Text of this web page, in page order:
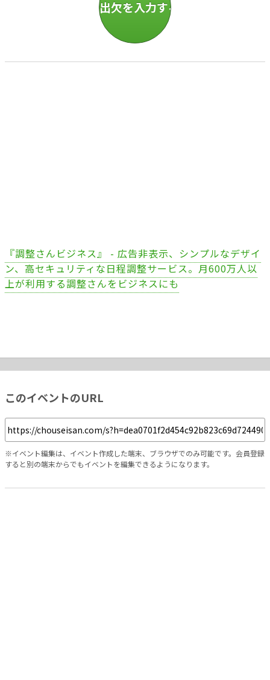
『調整さんビジネス』 - 広告非表示、シンプルなデザイ
ン、高セキュリティな日程調整サービス。月600万人以
上が利用する調整さんをビジネスにも
このイベントのURL
※イベント編集は、イベント作成した端末、ブラウザでのみ可能です。会員登録
すると別の端末からでもイベントを編集できるようになります。